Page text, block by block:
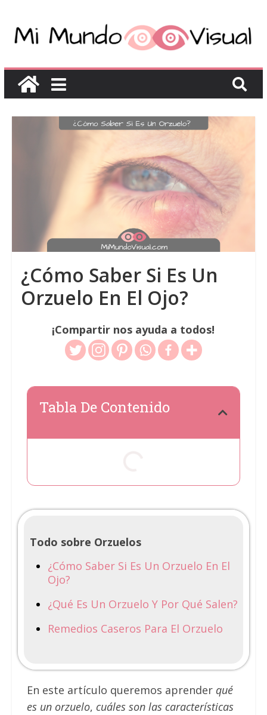
¿Cómo Saber Si Es Un
Orzuelo En El Ojo?
¡Compartir nos ayuda a todos!
Tabla De Contenido
Todo sobre Orzuelos
¿Cómo Saber Si Es Un Orzuelo En El
Ojo?
¿Qué Es Un Orzuelo Y Por Qué Salen?
Remedios Caseros Para El Orzuelo
En este artículo queremos aprenderqué
es un orzuelo, cuáles son las características